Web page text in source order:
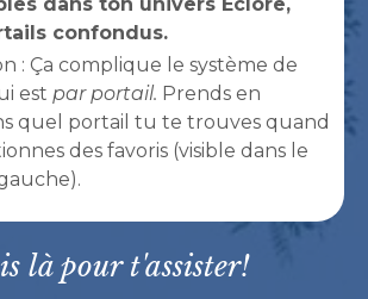
confondus.
: Ça complique le système de
est par portail. Prends en
quel portail tu te trouves quand
des favoris (visible dans le
là pour t'assister!